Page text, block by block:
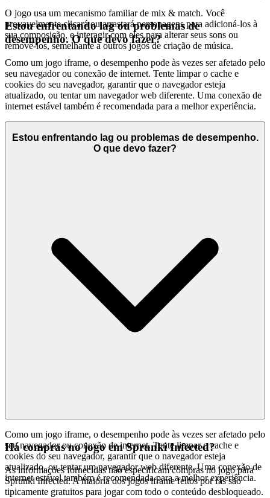
O jogo usa um mecanismo familiar de mix & match. Você
provavelmente clicará ou arrastará personagens para adicioná-los à
sua composição, e interagir com eles para alterar seus sons ou
removê-los, semelhante a outros jogos de criação de música.
Estou enfrentando lag ou problemas de
desempenho. O que devo fazer?
Como um jogo iframe, o desempenho pode às vezes ser afetado pelo
seu navegador ou conexão de internet. Tente limpar o cache e
cookies do seu navegador, garantir que o navegador esteja
atualizado, ou tentar um navegador web diferente. Uma conexão de
internet estável também é recomendada para a melhor experiência.
Estou enfrentando lag ou problemas de desempenho.
O que devo fazer?
Como um jogo iframe, o desempenho pode às vezes ser afetado pelo
seu navegador ou conexão de internet. Tente limpar o cache e
cookies do seu navegador, garantir que o navegador esteja
atualizado, ou tentar um navegador web diferente. Uma conexão de
internet estável também é recomendada para a melhor experiência.
Há compras no jogo em Sprunki Infected?
As informações fornecidas não especificam compras no jogo para
Sprunki Infected. A maioria dos jogos iframe feitos por fãs são
tipicamente gratuitos para jogar com todo o conteúdo desbloqueado.